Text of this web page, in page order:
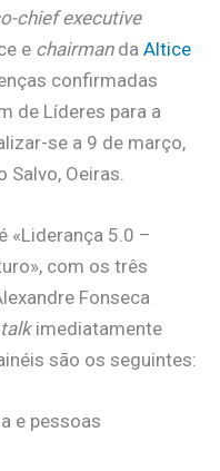
chief executive
e chairmanda Altice
confirmadas
de Líderes para a
se a 9 de março,
Oeiras.
«Liderança 5.0 –
com os três
Fonseca
imediatamente
são os seguintes:
e pessoas